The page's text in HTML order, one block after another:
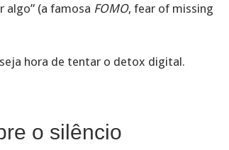
algo” (a famosa FOMO, fear of missing
hora de tentar o detox digital.
o silêncio